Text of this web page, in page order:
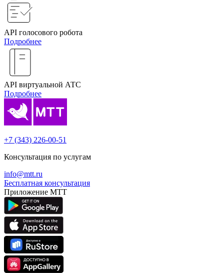
API голосового робота
Подробнее
API виртуальной АТС
Подробнее
+7 (343) 226-00-51
Консультация по услугам
info@mtt.ru
Бесплатная консультация
Приложение МТТ